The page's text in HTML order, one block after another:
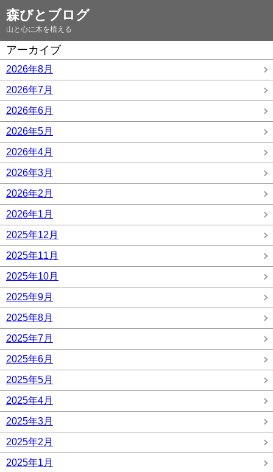
森びとブログ
山と心に木を植える
アーカイブ
2026年8月
2026年7月
2026年6月
2026年5月
2026年4月
2026年3月
2026年2月
2026年1月
2025年12月
2025年11月
2025年10月
2025年9月
2025年8月
2025年7月
2025年6月
2025年5月
2025年4月
2025年3月
2025年2月
2025年1月